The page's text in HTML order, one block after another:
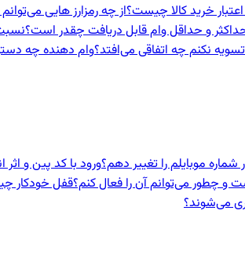
خرید کالا چیست؟از چه رمزارز هایی
و حداقل وام قابل دریافت چقدر است؟
نکنم چه اتفاقی می‌افتد؟وام دهنده‌ چه
موبایلم را تغییر دهم؟ورود با کد پین و
چطور می‌توانم آن را فعال کنم؟قفل خودکار
می‌شوند؟